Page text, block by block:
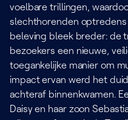
voelbare trillingen,
slechthorenden optredens
beleving bleek breder: de
bezoekers een nieuwe,
toegankelijke manier om
impact ervan werd het
achteraf binnenkwamen.
Daisy en haar zoon